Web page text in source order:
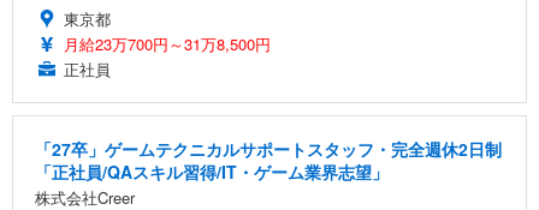
東京都
月給23万700円～31万8,500円
正社員
「27卒」ゲームテクニカルサポートスタッフ・完全週休2日制
「正社員/QAスキル習得/IT・ゲーム業界志望」
株式会社Creer